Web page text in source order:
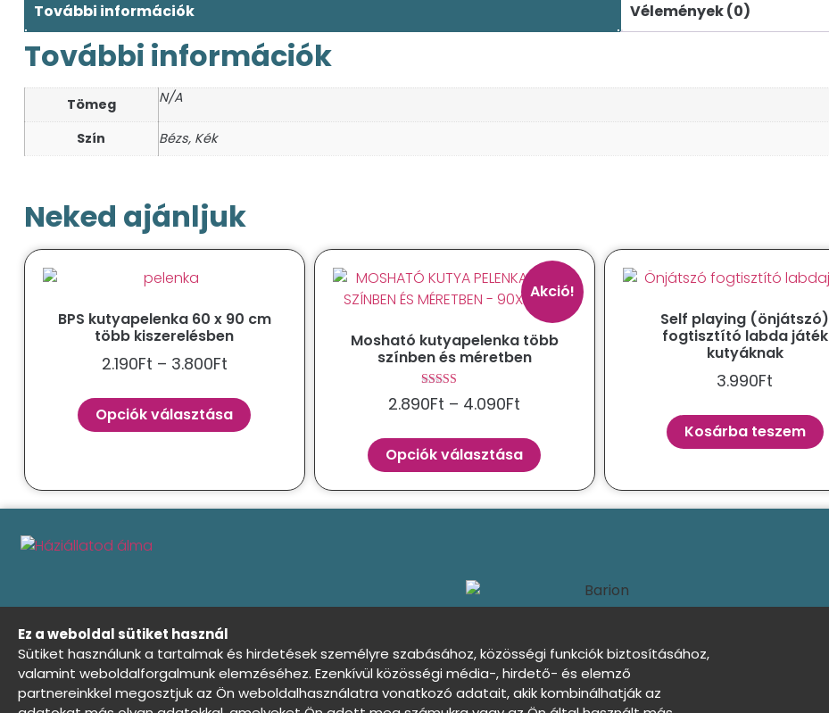
További információk Vélemények (0)
További információk
Tömeg N/A
Szín Bézs, Kék
Neked ajánljuk
BPS kutyapelenka 60 x 90 cm
több kiszerelésben
2.190Ft – 3.800Ft
Opciók választása
Akció!
Mosható kutyapelenka több
színben és méretben
Értékelés:
5.00
2.890Ft – 4.090Ft
Opciók választása
Self playing (önjátszó)
fogtisztító labda játék
kutyáknak
3.990Ft
Kosárba teszem
Általános Szerződési Feltételek Adatkezelési tájékoztató Sütibeállítások
Ez a weboldal sütiket használ
Sütiket használunk a tartalmak és hirdetések személyre szabásához, közösségi funkciók biztosításához,
valamint weboldalforgalmunk elemzéséhez. Ezenkívül közösségi média-, hirdető- és elemző
partnereinkkel megosztjuk az Ön weboldalhasználatra vonatkozó adatait, akik kombinálhatják az